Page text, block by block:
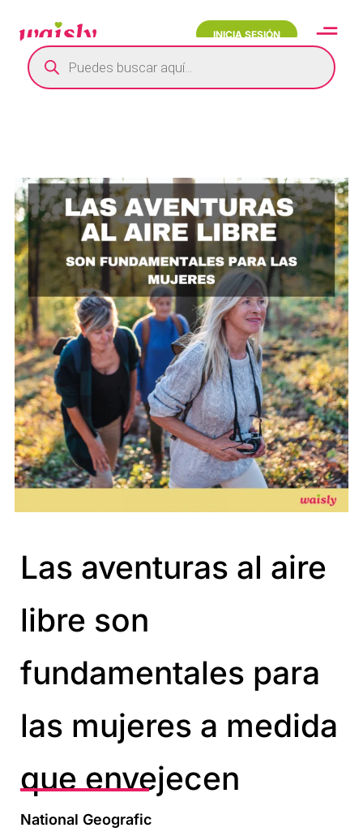
INICIA SESIÓN
Las aventuras al aire
libre son
fundamentales para
las mujeres a medida
que envejecen
National Geografic